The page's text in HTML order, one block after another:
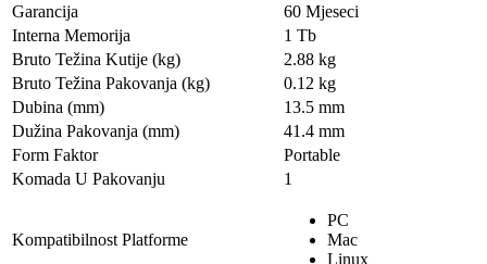
Garancija
60 Mjeseci
Interna Memorija
1 Tb
Bruto Težina Kutije (kg)
2.88 kg
Bruto Težina Pakovanja (kg)
0.12 kg
Dubina (mm)
13.5 mm
Dužina Pakovanja (mm)
41.4 mm
Form Faktor
Portable
Komada U Pakovanju
1
Kompatibilnost Platforme
PC
Mac
Linux